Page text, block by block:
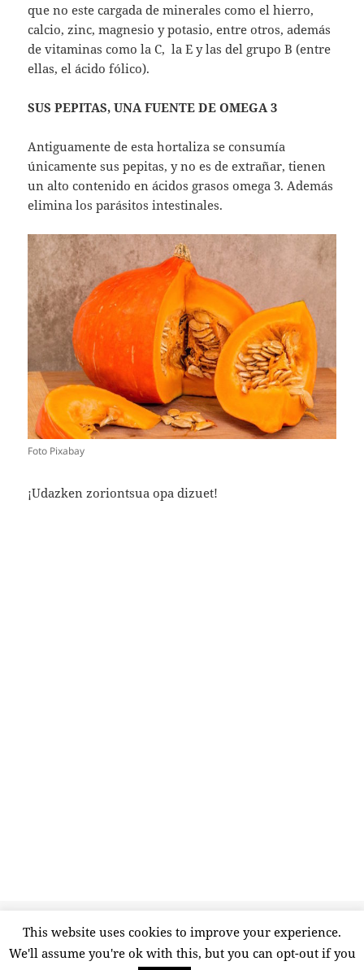
que no este cargada de minerales como el hierro,
calcio, zinc, magnesio y potasio, entre otros, además
de vitaminas como la C, la E y las del grupo B (entre
ellas, el ácido fólico).
SUS PEPITAS, UNA FUENTE DE OMEGA 3
Antiguamente de esta hortaliza se consumía
únicamente sus pepitas, y no es de extrañar, tienen
un alto contenido en ácidos grasos omega 3. Además
elimina los parásitos intestinales.
Foto Pixabay
¡Udazken zoriontsua opa dizuet!
el
otoño,salud,temporada,verduras Deja un comentarioen ¿Por qué
This website uses cookies to improve your experience.
We'll assume you're ok with this, but you can opt-out if you